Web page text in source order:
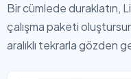
Bir cümlede duraklatın,
çalışma paketi
aralıklı tekrarla gözden